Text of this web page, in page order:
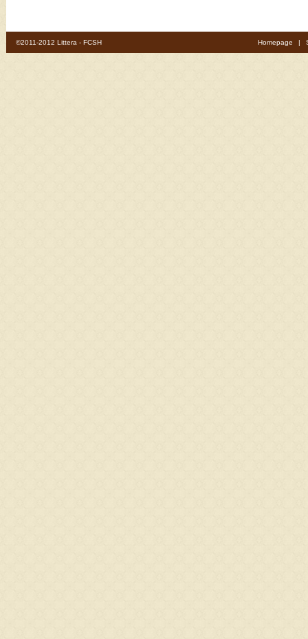
©2011-2012 Littera - FCSH Homepage |